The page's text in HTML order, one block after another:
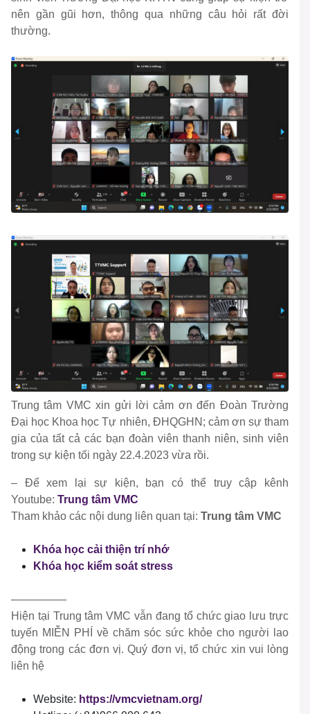
nên gần gũi hơn, thông qua những câu hỏi rất đời
thường.
Trung tâm VMC xin gửi lời cảm ơn đến Đoàn Trường
Đại học Khoa học Tự nhiên, ĐHQGHN; cảm ơn sự tham
gia của tất cả các bạn đoàn viên thanh niên, sinh viên
trong sự kiện tối ngày 22.4.2023 vừa rồi.
– Để xem lại sự kiện, bạn có thể truy cập kênh
Youtube: Trung tâm VMC
Tham khảo các nội dung liên quan tại: Trung tâm VMC
Khóa học cải thiện trí nhớ
Khóa học kiểm soát stress
—————
Hiện tại Trung tâm VMC vẫn đang tổ chức giao lưu trực
tuyến MIỄN PHÍ về chăm sóc sức khỏe cho người lao
động trong các đơn vị. Quý đơn vị, tổ chức xin vui lòng
liên hệ
Website: https://vmcvietnam.org/